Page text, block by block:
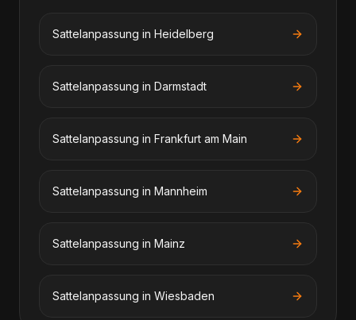
Sattelanpassung in Heidelberg
Sattelanpassung in Darmstadt
Sattelanpassung in Frankfurt am Main
Sattelanpassung in Mannheim
Sattelanpassung in Mainz
Sattelanpassung in Wiesbaden